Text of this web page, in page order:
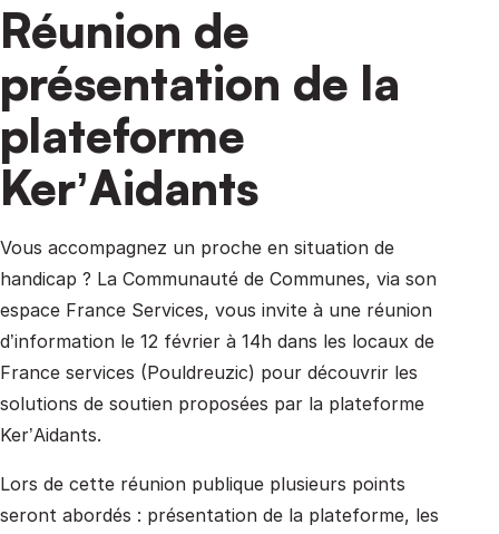
Réunion de
présentation de la
plateforme
Ker’Aidants
Vous accompagnez un proche en situation de
handicap ? La Communauté de Communes, via son
espace France Services, vous invite à une réunion
d’information le 12 février à 14h dans les locaux de
France services (Pouldreuzic) pour découvrir les
solutions de soutien proposées par la plateforme
Ker’Aidants.
Lors de cette réunion publique plusieurs points
seront abordés : présentation de la plateforme, les